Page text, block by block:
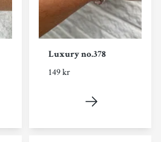
Luxury no.378
149 kr